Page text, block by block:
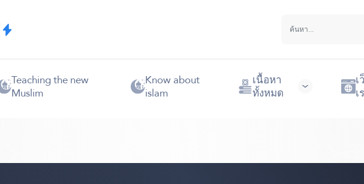
Teaching the new
Muslim
Know about
islam
เนื้อหา
ทั้งหมด เ